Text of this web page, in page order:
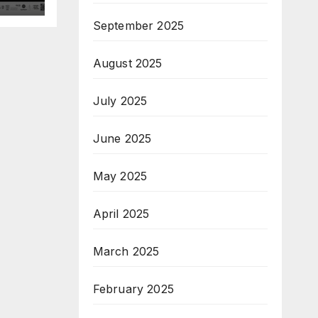
September 2025
August 2025
July 2025
June 2025
May 2025
April 2025
March 2025
February 2025